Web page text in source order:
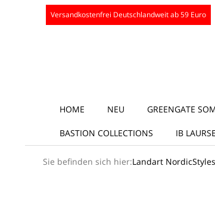
Versandkostenfrei Deutschlandweit ab 59 Euro
Secondary
Menu
HOME NEU GREENGATE
BASTION COLLECTIONS IB
Sie befinden sich hier:Landart NordicStyles